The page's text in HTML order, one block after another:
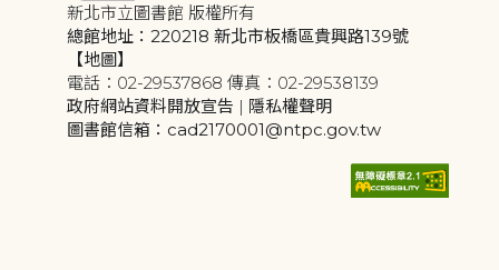
新北市立圖書館 版權所有
總館地址：220218 新北市板橋區貴興路139號
【地圖】
電話：02-29537868 傳真：02-29538139
政府網站資料開放宣告 | 隱私權聲明
圖書館信箱：cad2170001@ntpc.gov.tw